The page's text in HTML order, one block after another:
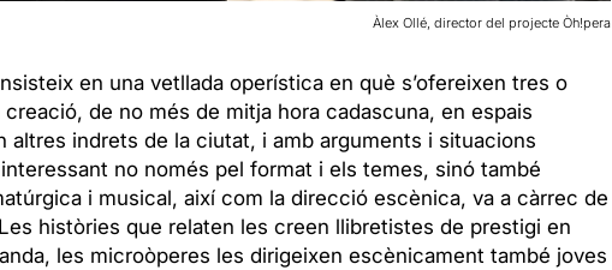
Àlex Ollé, director del projecte Òh!pera
en una vetllada operística en què s’ofereixen tres o
de no més de mitja hora cadascuna, en espais
altres indrets de la ciutat, i amb arguments i situacions
no només pel format i els temes, sinó també
i musical, així com la direcció escènica, va a càrrec de
històries que relaten les creen llibretistes de prestigi en
les microòperes les dirigeixen escènicament també joves